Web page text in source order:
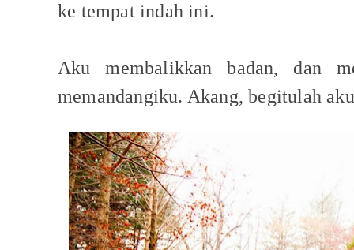
ke tempat indah ini.
Aku membalikkan badan, dan
memandangiku. Akang, begitulah